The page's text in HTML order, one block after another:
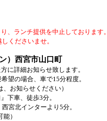
、ランチ提供を中止しております。
くださいませ。
） 西宮市山口町
に詳細お知らせ致します。
望の場合、車で15分程度。
、お知らせください）
下車、徒歩3分。
宮北インターより5分。
）